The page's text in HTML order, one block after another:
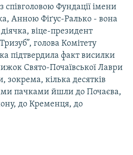
співголовою Фундації імени
Анною Фіґус-Ралько - вона
віце-президент
голова Комітету
підтвердила факт висилки
Свято-Почаївської Лаври
зокрема, кілька десятків
пачками йшли до Почаєва,
до Кременця, до